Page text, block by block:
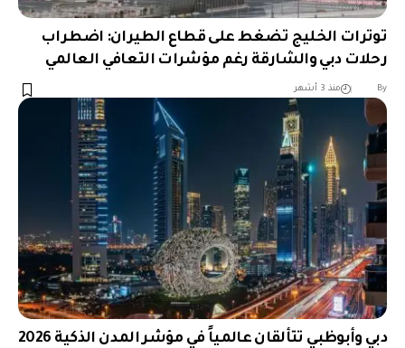
توترات الخليج تضغط على قطاع الطيران: اضطراب
رحلات دبي والشارقة رغم مؤشرات التعافي العالمي
By منذ 3 أشهر
دبي وأبوظبي تتألقان عالمياً في مؤشر المدن الذكية 2026